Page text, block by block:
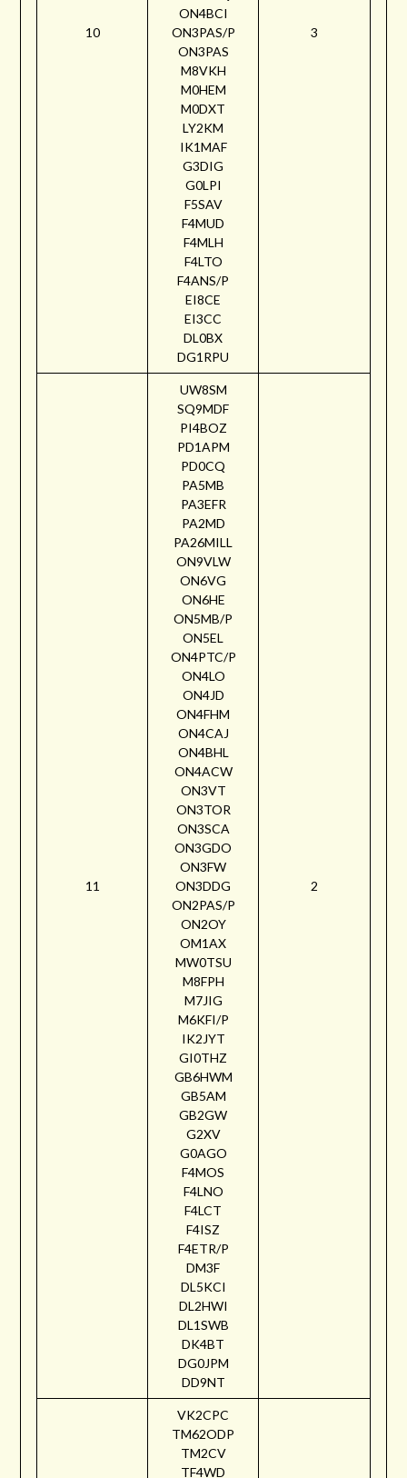
10
ON4BCI
ON3PAS/P
ON3PAS
M8VKH
M0HEM
M0DXT
LY2KM
IK1MAF
G3DIG
G0LPI
F5SAV
F4MUD
F4MLH
F4LTO
F4ANS/P
EI8CE
EI3CC
DL0BX
DG1RPU
3
11
UW8SM
SQ9MDF
PI4BOZ
PD1APM
PD0CQ
PA5MB
PA3EFR
PA2MD
PA26MILL
ON9VLW
ON6VG
ON6HE
ON5MB/P
ON5EL
ON4PTC/P
ON4LO
ON4JD
ON4FHM
ON4CAJ
ON4BHL
ON4ACW
ON3VT
ON3TOR
ON3SCA
ON3GDO
ON3FW
ON3DDG
ON2PAS/P
ON2OY
OM1AX
MW0TSU
M8FPH
M7JIG
M6KFI/P
IK2JYT
GI0THZ
GB6HWM
GB5AM
GB2GW
G2XV
G0AGO
F4MOS
F4LNO
F4LCT
F4ISZ
F4ETR/P
DM3F
DL5KCI
DL2HWI
DL1SWB
DK4BT
DG0JPM
DD9NT
2
VK2CPC
TM62ODP
TM2CV
TF4WD